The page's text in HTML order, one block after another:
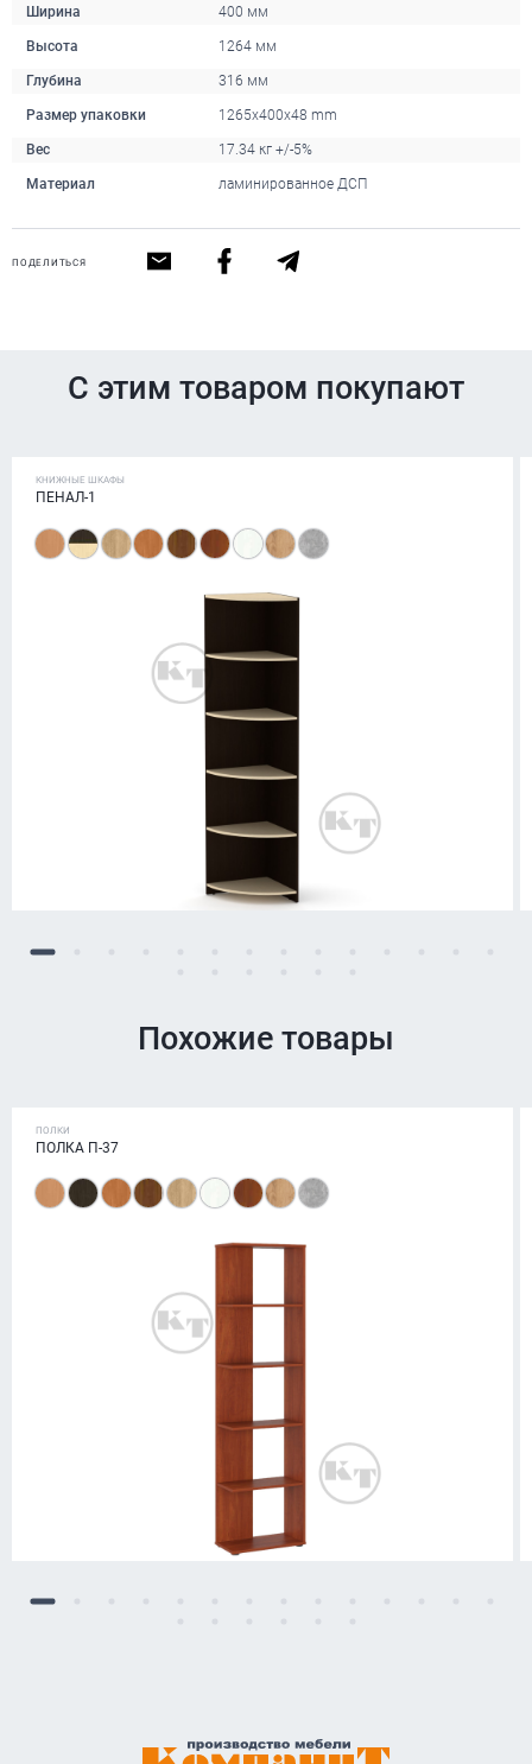
Ширина 400 мм
Высота 1264 мм
Глубина 316 мм
Размер упаковки 1265x400x48 mm
Вес 17.34 кг +/-5%
Материал ламинированное ДСП
ПОДЕЛИТЬСЯ
С этим товаром покупают
КНИЖНЫЕ ШКАФЫ
ПЕНАЛ-1
Похожие товары
ПОЛКИ
ПОЛКА П-37